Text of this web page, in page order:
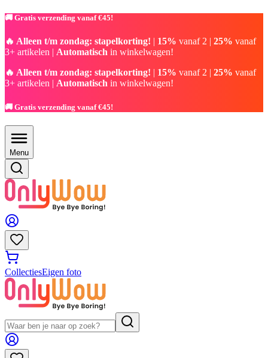
🚚 Gratis verzending vanaf €45!
🔥 Alleen t/m zondag: stapelkorting! | 15% vanaf 2 | 25% vanaf
3+ artikelen | Automatisch in winkelwagen!
🔥 Alleen t/m zondag: stapelkorting! | 15% vanaf 2 | 25% vanaf
3+ artikelen | Automatisch in winkelwagen!
🚚 Gratis verzending vanaf €45!
Menu
CollectiesEigen foto